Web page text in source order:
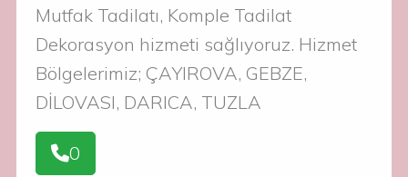
Mutfak Tadilatı, Komple Tadilat
Dekorasyon hizmeti sağlıyoruz. Hizmet
Bölgelerimiz; ÇAYIROVA, GEBZE,
DİLOVASI, DARICA, TUZLA
0